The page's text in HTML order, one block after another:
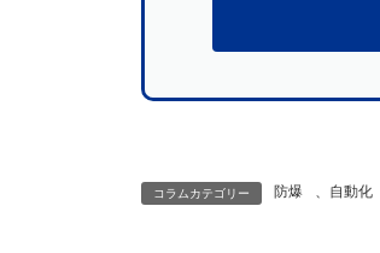
コラムカテゴリー 防爆 、 自動化